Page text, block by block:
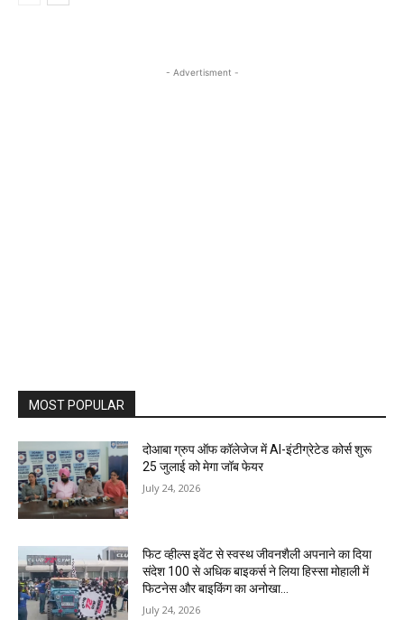
- Advertisment -
MOST POPULAR
दोआबा ग्रुप ऑफ कॉलेजेज में AI-इंटीग्रेटेड कोर्स शुरू
25 जुलाई को मेगा जॉब फेयर
July 24, 2026
फिट व्हील्स इवेंट से स्वस्थ जीवनशैली अपनाने का दिया
संदेश 100 से अधिक बाइकर्स ने लिया हिस्सा मोहाली में
फिटनेस और बाइकिंग का अनोखा...
July 24, 2026